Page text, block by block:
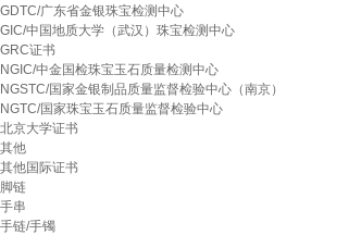
GDTC/广东省金银珠宝检测中心
GIC/中国地质大学（武汉）珠宝检测中心
GRC证书
NGIC/中金国检珠宝玉石质量检测中心
NGSTC/国家金银制品质量监督检验中心（南京）
NGTC/国家珠宝玉石质量监督检验中心
北京大学证书
其他
其他国际证书
脚链
手串
手链/手镯